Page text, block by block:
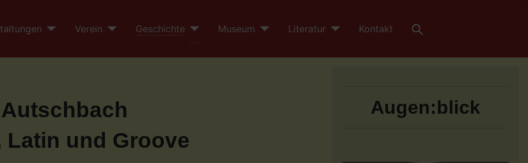
Verein Geschichte Museum Literatur Kontakt
und Groove
Augen:blick